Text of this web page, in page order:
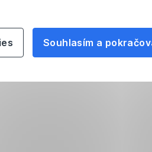
Souhlasím a